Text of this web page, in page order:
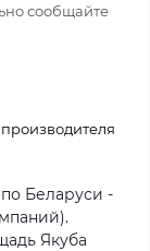
сообщайте
Беларуси -
Якуба